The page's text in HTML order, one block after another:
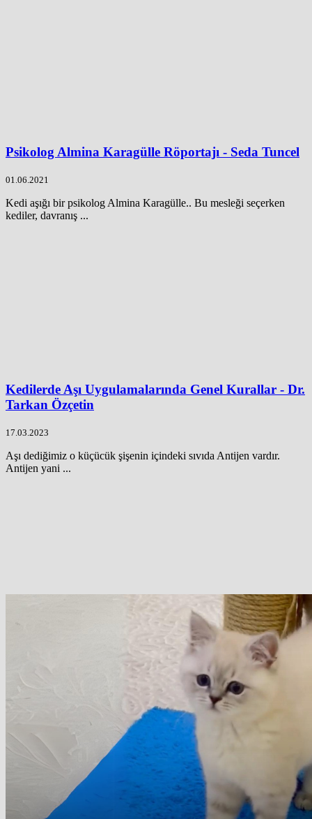
Psikolog Almina Karagülle Röportajı - Seda Tuncel
01.06.2021
Kedi aşığı bir psikolog Almina Karagülle.. Bu mesleği seçerken
kediler, davranış ...
Kedilerde Aşı Uygulamalarında Genel Kurallar - Dr.
Tarkan Özçetin
17.03.2023
Aşı dediğimiz o küçücük şişenin içindeki sıvıda Antijen vardır.
Antijen yani ...